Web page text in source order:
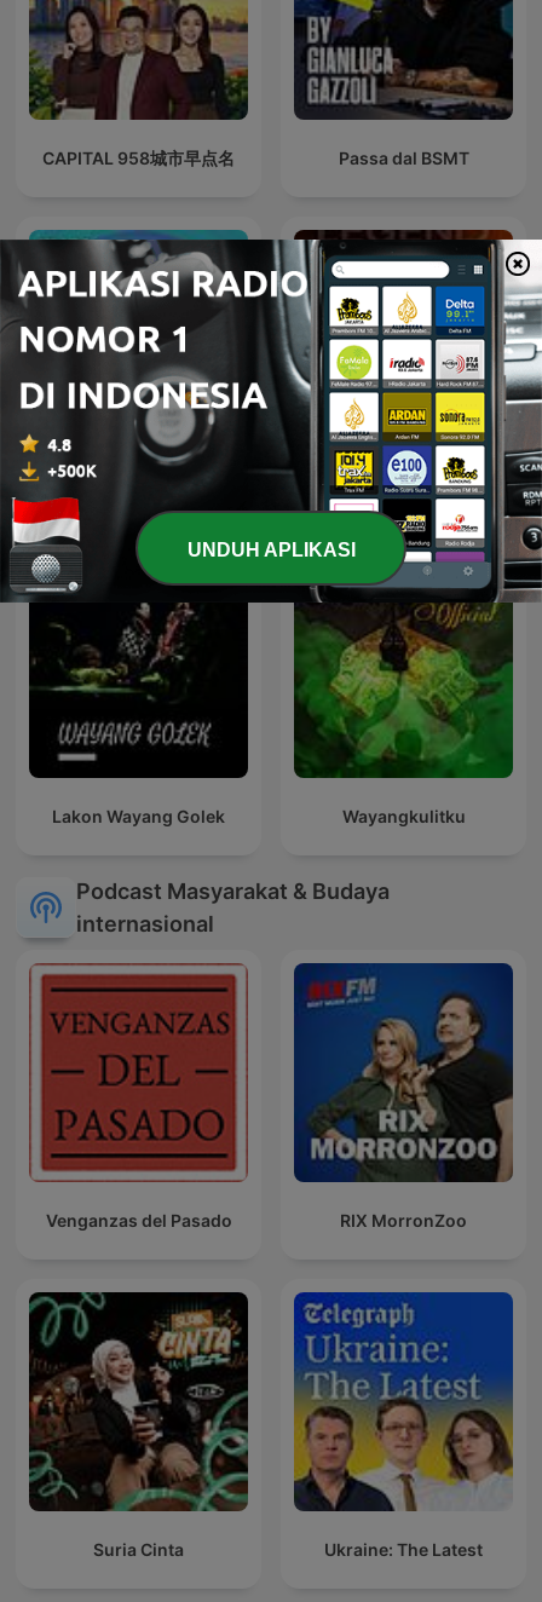
CAPITAL 958城市早点名 Passa dal BSMT
LEGEND
Lakon Wayang Golek Wayangkulitku
Podcast Masyarakat & Budaya
internasional
Venganzas del Pasado RIX MorronZoo
Suria Cinta Ukraine: The Latest
UNDUH APLIKASI